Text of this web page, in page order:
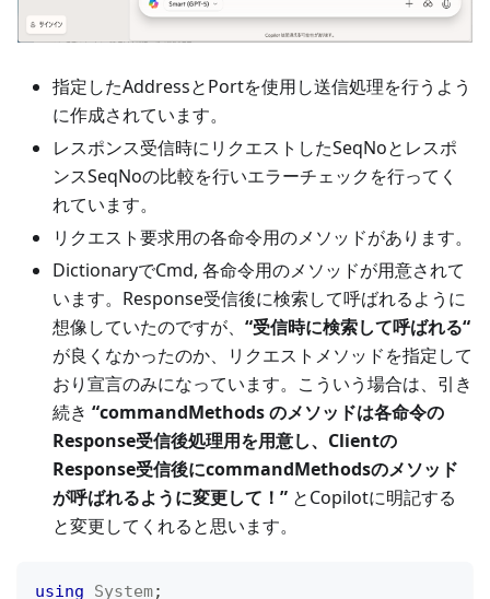
指定したAddressとPortを使用し送信処理を行うよう
に作成されています。
レスポンス受信時にリクエストしたSeqNoとレスポ
ンスSeqNoの比較を行いエラーチェックを行ってく
れています。
リクエスト要求用の各命令用のメソッドがあります。
DictionaryでCmd, 各命令用のメソッドが用意されて
います。Response受信後に検索して呼ばれるように
想像していたのですが、 “受信時に検索して呼ばれる“
が良くなかったのか、リクエストメソッドを指定して
おり宣言のみになっています。こういう場合は、引き
続き “commandMethods のメソッドは各命令の
Response受信後処理用を用意し、Clientの
Response受信後にcommandMethodsのメソッド
が呼ばれるように変更して！” とCopilotに明記する
と変更してくれると思います。
using System;